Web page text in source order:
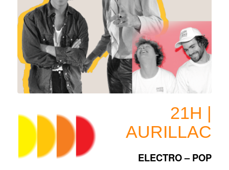
21H |
AURILLAC
ELECTRO – POP